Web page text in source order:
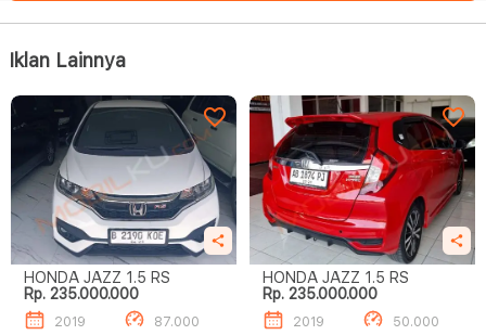
Iklan Lainnya
HONDA JAZZ 1.5 RS
Rp. 235.000.000
2019 87.000
HONDA JAZZ 1.5 RS
Rp. 235.000.000
2019 50.000